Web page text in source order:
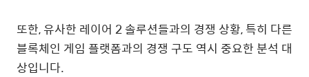
또한, 유사한 레이어 2 솔루션들과의 경쟁 상황, 특히 다른
블록체인 게임 플랫폼과의 경쟁 구도 역시 중요한 분석 대
상입니다.